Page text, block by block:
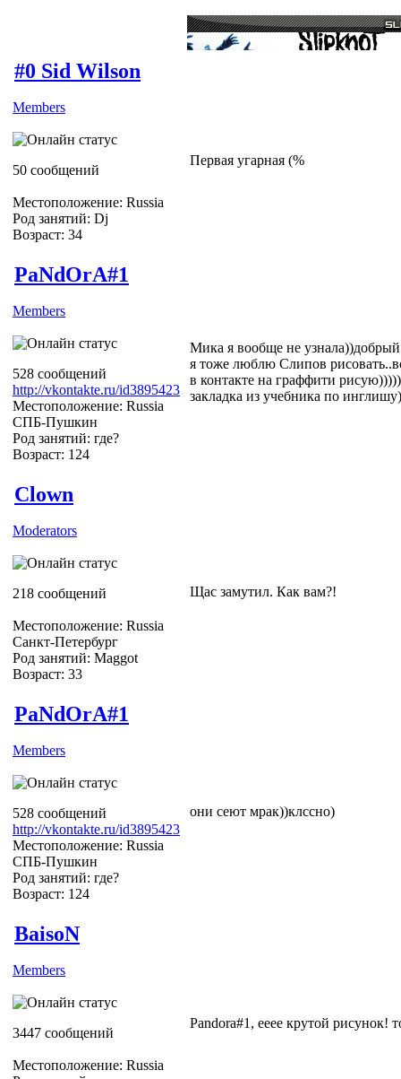
#0 Sid Wilson
Members
50 сообщений
Местоположение: Russia
Род занятий: Dj
Возраст: 34
Первая угарная (%
PaNdOrA#1
Members
528 сообщений
http://vkontakte.ru/id3895423
Местоположение: Russia
СПБ-Пушкин
Род занятий: где?
Возраст: 124
Мика я вообще не
я тоже люблю Слипов
в контакте на граффити
закладка из учебника по
Clown
Moderators
218 сообщений
Местоположение: Russia
Санкт-Петербург
Род занятий: Maggot
Возраст: 33
Щас замутил. Как вам?!
PaNdOrA#1
Members
528 сообщений
http://vkontakte.ru/id3895423
Местоположение: Russia
СПБ-Пушкин
Род занятий: где?
Возраст: 124
они сеют мрак))клссно)
BaisoN
Members
3447 сообщений
Местоположение: Russia
Pandora#1, ееее крутой рисунок!